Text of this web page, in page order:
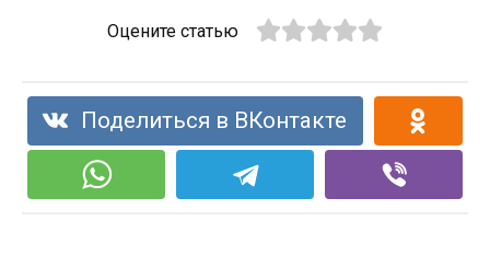
Оцените статью
Поделиться в ВКонтакте